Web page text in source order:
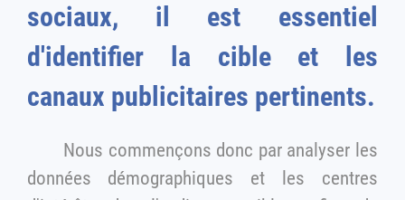
sociaux, il est essentiel
d'identifier la cible et les
canaux publicitaires pertinents.
Nous commençons donc par analyser les
données démographiques et les centres